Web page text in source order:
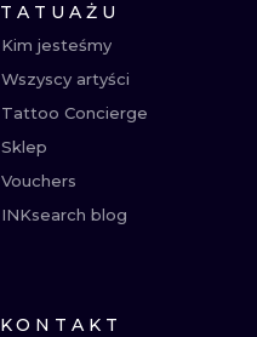
TATUAŻU
Kim jesteśmy
Wszyscy artyści
Tattoo Concierge
Sklep
Vouchers
INKsearch blog
KONTAKT